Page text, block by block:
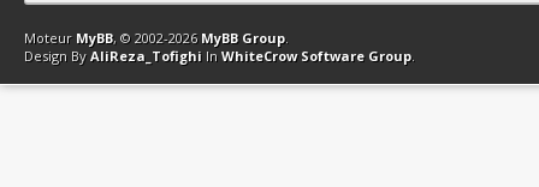
Contact Club Affiliation Retourner en haut Version bas-débit
Moteur MyBB, © 2002-2026 MyBB Group.
Design By AliReza_Tofighi In WhiteCrow Software Group.